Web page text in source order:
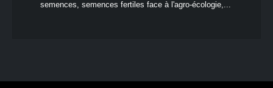
semences, semences fertiles face à l'agro-écologie,...